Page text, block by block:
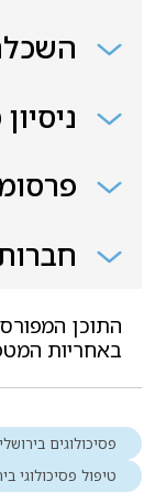
התוכן
באחריות
פסיכולוגים
טיפול פסיכולוגי